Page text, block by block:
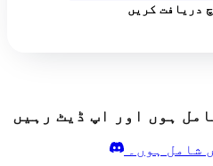
دریافت کریں
شامل ہوں۔